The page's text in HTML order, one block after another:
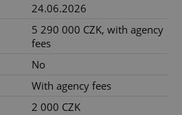
24.06.2026
5 290 000 CZK, with agency
fees
No
With agency fees
2 000 CZK